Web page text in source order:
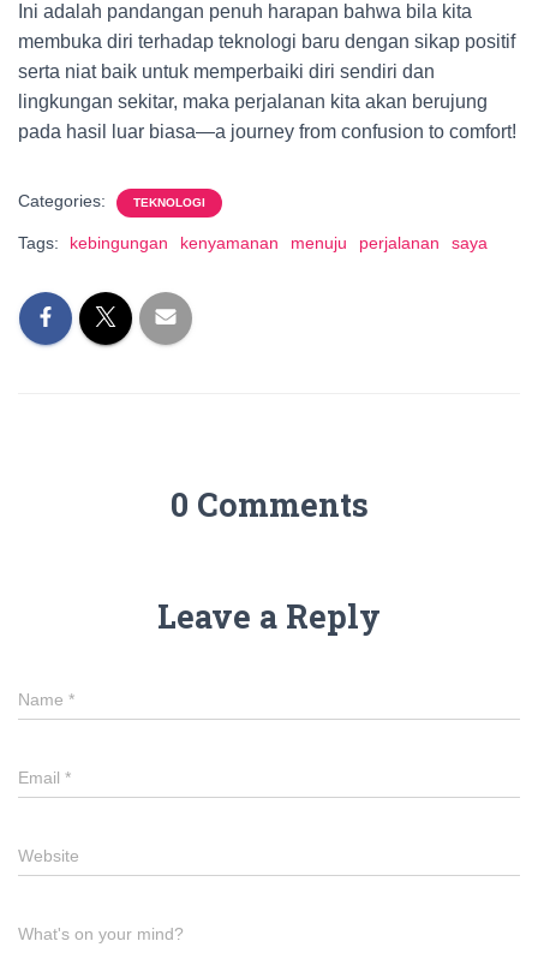
Ini adalah pandangan penuh harapan bahwa bila kita
membuka diri terhadap teknologi baru dengan sikap positif
serta niat baik untuk memperbaiki diri sendiri dan
lingkungan sekitar, maka perjalanan kita akan berujung
pada hasil luar biasa—a journey from confusion to comfort!
Categories: TEKNOLOGI
Tags: kebingungan kenyamanan menuju perjalanan saya
0 Comments
Leave a Reply
Name *
Email *
Website
What's on your mind?